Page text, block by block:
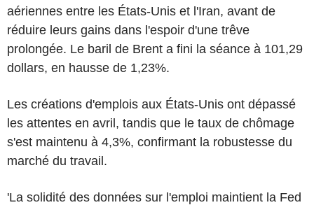
aériennes entre les États-Unis et l'Iran, avant de
réduire leurs gains dans l'espoir d'une trêve
prolongée. Le baril de Brent a fini la séance à 101,29
dollars, en hausse de 1,23%.
Les créations d'emplois aux États-Unis ont dépassé
les attentes en avril, tandis que le taux de chômage
s'est maintenu à 4,3%, confirmant la robustesse du
marché du travail.
'La solidité des données sur l'emploi maintient la Fed